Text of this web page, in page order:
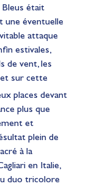
Bleus était
une éventuelle
attaque
estivales,
de vent, les
sur cette
places devant
plus que
et
plein de
à la
en Italie,
duo tricolore